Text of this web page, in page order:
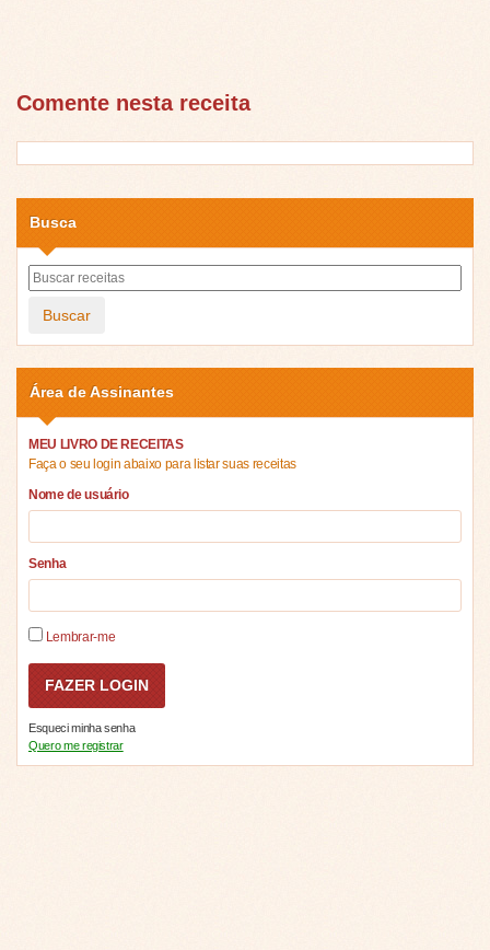
Comente nesta receita
Busca
Buscar
Área de Assinantes
MEU LIVRO DE RECEITAS
Faça o seu login abaixo para listar suas receitas
Nome de usuário
Senha
Lembrar-me
Esqueci minha senha
Quero me registrar